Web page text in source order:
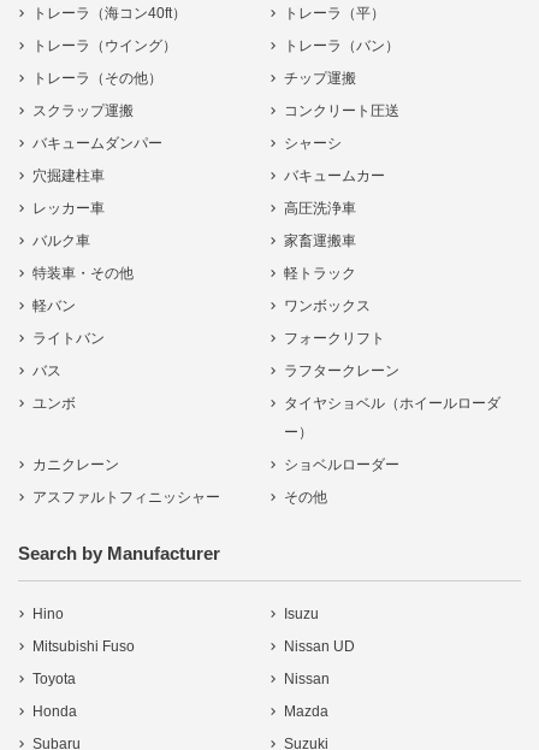
トレーラ（海コン40ft）
トレーラ（平）
トレーラ（ウイング）
トレーラ（バン）
トレーラ（その他）
チップ運搬
スクラップ運搬
コンクリート圧送
バキュームダンパー
シャーシ
穴掘建柱車
バキュームカー
レッカー車
高圧洗浄車
バルク車
家畜運搬車
特装車・その他
軽トラック
軽バン
ワンボックス
ライトバン
フォークリフト
バス
ラフタークレーン
ユンボ
タイヤショベル（ホイールローダ
ー）
カニクレーン
ショベルローダー
アスファルトフィニッシャー
その他
Search by Manufacturer
Hino
Isuzu
Mitsubishi Fuso
Nissan UD
Toyota
Nissan
Honda
Mazda
Subaru
Suzuki